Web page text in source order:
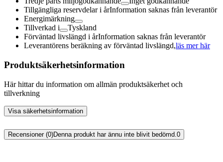
Tillgängliga reservdelar i årInformation saknas från leverantör
Energimärkning
Tillverkad i
Tyskland
Förväntad livslängd i årInformation saknas från leverantör
Leverantörens beräkning av förväntad livslängd,läs mer här
Produktsäkerhetsinformation
Här hittar du information om allmän produktsäkerhet och
tillverkning
Visa säkerhetsinformation
Recensioner (0)Denna produkt har ännu inte blivit bedömd. 0